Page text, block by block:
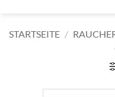
STARTSEITE /